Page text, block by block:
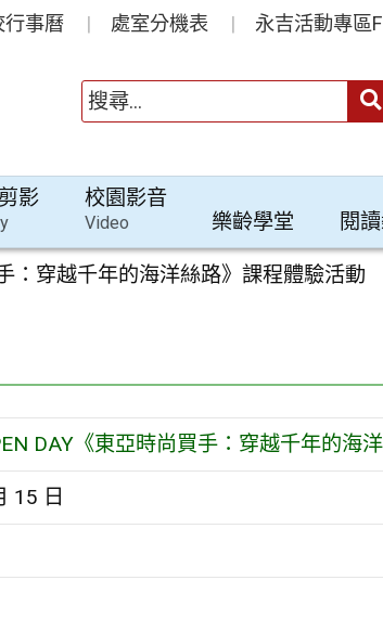
行事曆 處室分機表 永吉活動專區
影 校園影音
Video 樂齡學堂 閱
：穿越千年的海洋絲路》課程體驗活動
DAY《東亞時尚買手：穿越千年的海
15 日